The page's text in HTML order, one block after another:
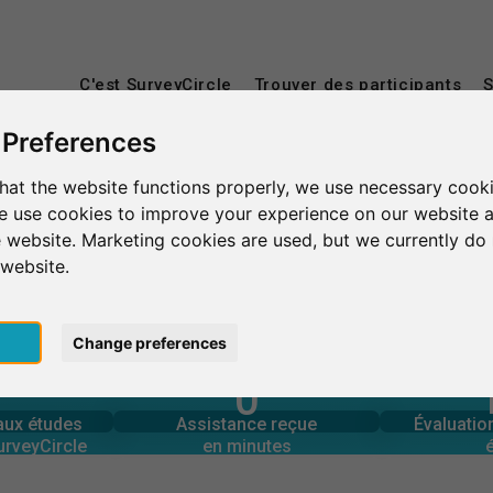
the website functions properly, we use necessary
use cookies to improve your experience on our website
website. Marketing cookies are used, but we currently
Change preferences
C'est SurveyCircle Trouver des participants
Haute École Albert Jacquard
D'ŒIL
études
études 0
Assistance reçue
en minutes
0
Assistance fournie
en minutes